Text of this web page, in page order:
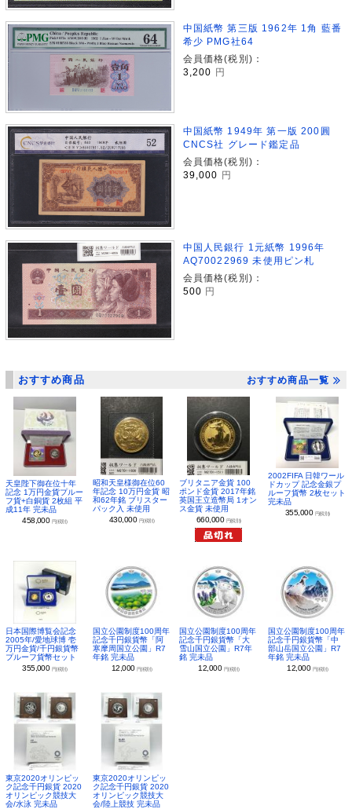
中国紙幣 第三版 1962年 1角 藍番
希少 PMG社64
会員価格(税別)：
3,200
円
中国紙幣 1949年 第一版 200圓
CNCS社 グレード鑑定品
会員価格(税別)：
39,000 円
中国人民銀行 1元紙幣 1996年
AQ70022969 未使用ピン札
会員価格(税別)：
500 円
おすすめ商品 おすすめ商品一覧
天皇陛下御在位十年
記念 1万円金貨プルー
フ貨+白銅貨 2枚組 平
成11年 完未品
458,000 円(税別)
昭和天皇様御在位60
年記念 10万円金貨 昭
和62年銘 ブリスター
パック入 未使用
430,000 円(税別)
ブリタニア金貨 100
ポンド金貨 2017年銘
英国王立造幣局 1オン
ス金貨 未使用
660,000 円(税別)
2002FIFA 日韓ワール
ドカップ 記念金銀プ
ルーフ貨幣 2枚セット
完未品
355,000 円(税別)
日本国際博覧会記念
2005年/愛地球博 壱
万円金貨/千円銀貨幣
プルーフ貨幣セット
355,000 円(税別)
国立公園制度100周年
記念千円銀貨幣「阿
寒摩周国立公園」R7
年銘 完未品
12,000 円(税別)
国立公園制度100周年
記念千円銀貨幣「大
雪山国立公園」R7年
銘 完未品
12,000 円(税別)
国立公園制度100周年
記念千円銀貨幣「中
部山岳国立公園」R7
年銘 完未品
12,000 円(税別)
東京2020オリンピッ
ク記念千円銀貨 2020
オリンピック競技大
会/水泳 完未品
東京2020オリンピッ
ク記念千円銀貨 2020
オリンピック競技大
会/陸上競技 完未品